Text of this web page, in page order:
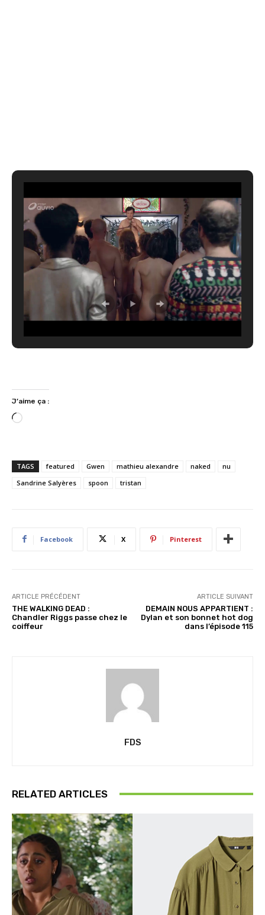
J’aime ça :
C
r
g
e
t
TAGS featured Gwen mathieu alexandre naked
nu
Sandrine Salyères
spoon tristan
Facebook X Pinterest
ARTICLE PRÉCÉDENT
THE WALKING DEAD :
Chandler Riggs passe chez le
coiffeur
ARTICLE SUIVANT
DEMAIN NOUS APPARTIENT :
Dylan et son bonnet hot dog
dans l’épisode 115
FDS
RELATED ARTICLES